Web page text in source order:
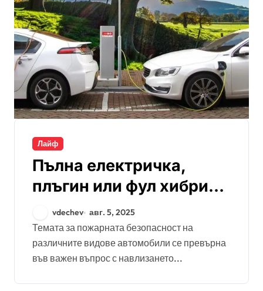
Лайф
Пълна електричка,
плъгин или фул хибрид –
кой тип автомобил е
най-рисков по
отношение на
пожарите?
vdechev авг. 5, 2025
Темата за пожарната безопасност на
различните видове автомобили се превърна
във важен въпрос с навлизането...